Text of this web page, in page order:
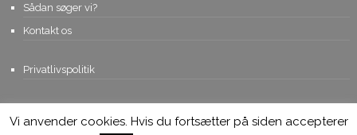
Sådan søger vi?
Kontakt os
Privatlivspolitik
© Copyright 2015, Viviro.com ApS- Alle rettigheder forbeholdes. Vi
Vi anvender cookies. Hvis du fortsætter på siden accepterer